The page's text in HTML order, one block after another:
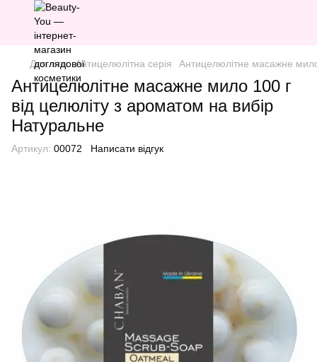
Для тіла Антицелюлітна серія Антицелюлітне масажне
Антицелюлітне масажне мило 100 г
від целюліту з ароматом на вибір
Натуральне
Артикул: 00072 Написати відгук